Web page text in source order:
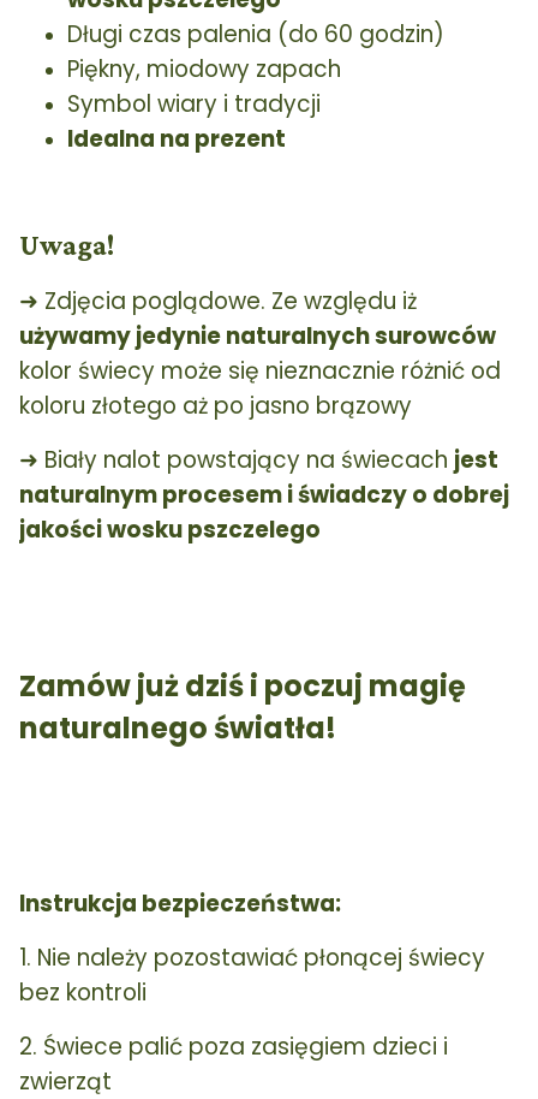
Długi czas palenia (do 60 godzin)
Piękny, miodowy zapach
Symbol wiary i tradycji
Idealna na prezent
Uwaga!
➜ Zdjęcia poglądowe. Ze względu iż
używamy jedynie naturalnych surowców
kolor świecy może się nieznacznie różnić od
koloru złotego aż po jasno brązowy
➜ Biały nalot powstający na świecach jest
naturalnym procesem i świadczy o dobrej
jakości wosku pszczelego
Zamów już dziś i poczuj magię
naturalnego światła!
Instrukcja bezpieczeństwa:
1. Nie należy pozostawiać płonącej świecy
bez kontroli
2. Świece palić poza zasięgiem dzieci i
zwierząt